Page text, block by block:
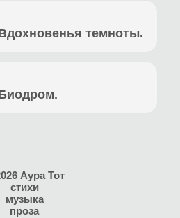
темноты.
Аура Тот
стихи
музыка
проза